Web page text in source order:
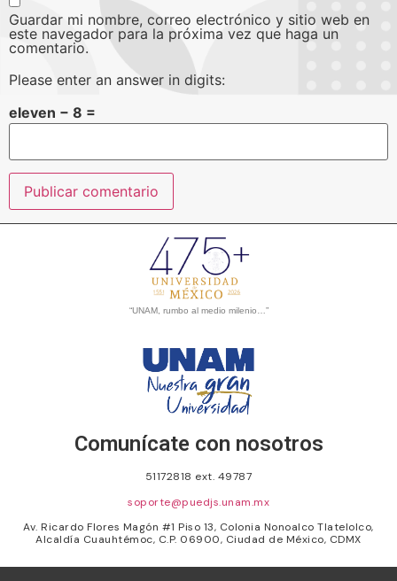
Guardar mi nombre, correo electrónico y sitio web en
este navegador para la próxima vez que haga un
comentario.
Please enter an answer in digits:
eleven − 8 =
“UNAM, rumbo al medio milenio…”
Comunícate con nosotros
51172818 ext. 49787
soporte@puedjs.unam.mx
Av. Ricardo Flores Magón #1 Piso 13, Colonia Nonoalco Tlatelolco,
Alcaldía Cuauhtémoc, C.P. 06900, Ciudad de México, CDMX